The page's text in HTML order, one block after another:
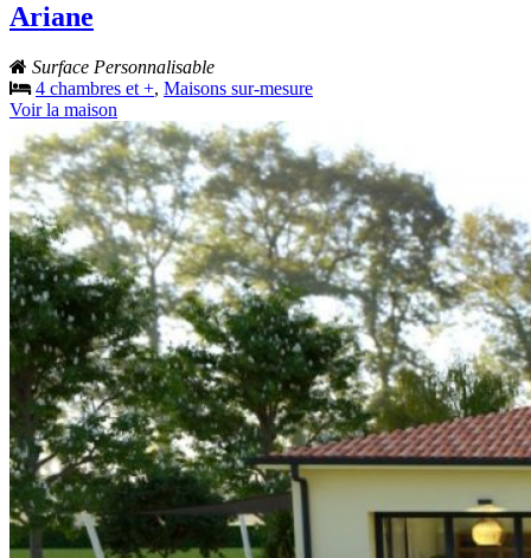
Ariane
Surface Personnalisable
4 chambres et +, Maisons sur-mesure
Voir la maison